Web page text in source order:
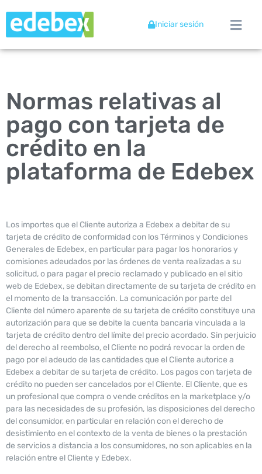
Iniciar sesión
Normas relativas al
pago con tarjeta de
crédito en la
plataforma de Edebex
Los importes que el Cliente autoriza a Edebex a debitar de su
tarjeta de crédito de conformidad con los Términos y Condiciones
Generales de Edebex, en particular para pagar los honorarios y
comisiones adeudados por las órdenes de venta realizadas a su
solicitud, o para pagar el precio reclamado y publicado en el sitio
web de Edebex, se debitan directamente de su tarjeta de crédito en
el momento de la transacción. La comunicación por parte del
Cliente del número aparente de su tarjeta de crédito constituye una
autorización para que se debite la cuenta bancaria vinculada a la
tarjeta de crédito dentro del límite del precio acordado. Sin perjuicio
del derecho al reembolso, el Cliente no podrá revocar la orden de
pago por el adeudo de las cantidades que el Cliente autorice a
Edebex a debitar de su tarjeta de crédito. Los pagos con tarjeta de
crédito no pueden ser cancelados por el Cliente. El Cliente, que es
un profesional que compra o vende créditos en la marketplace y/o
para las necesidades de su profesión, las disposiciones del derecho
del consumidor, en particular en relación con el derecho de
desistimiento en el contexto de la venta de bienes o la prestación
de servicios a distancia a los consumidores, no son aplicables en la
relación entre el Cliente y Edebex.